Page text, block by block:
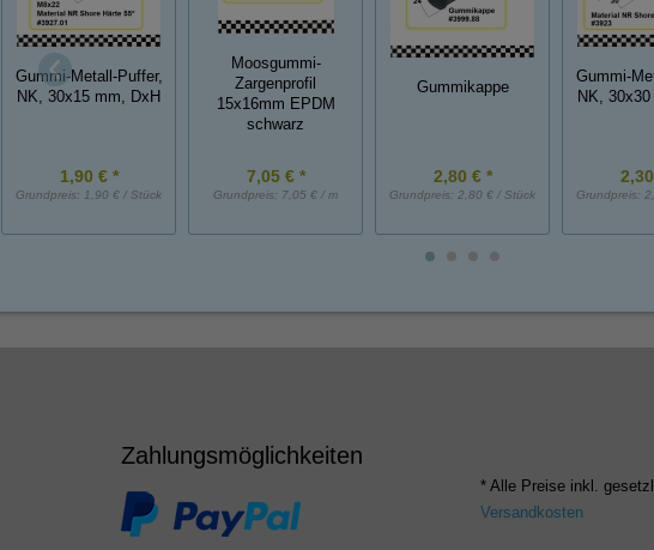
Gummi-Metall-Puffer,
NK, 30x15 mm, DxH
1,90 € *
Grundpreis: 1,90 € / Stück
Moosgummi-
Zargenprofil
15x16mm EPDM
schwarz
7,05 € *
Grundpreis: 7,05 € / m
Gummikappe
2,80 € *
Grundpreis: 2,80 € / Stück
Gummi-
NK,
Grundpreis:
Zahlungsmöglichkeiten
* Alle Preise inkl.
Versandkosten